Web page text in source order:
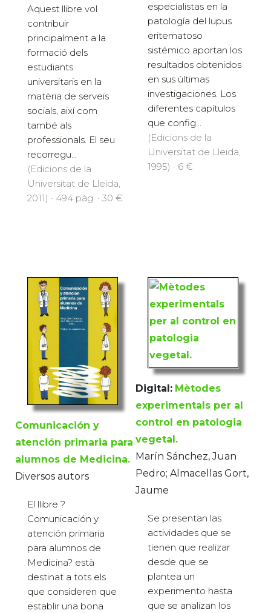
Aquest llibre vol
contribuir
principalment a la
formació dels
estudiants
universitaris en la
matèria de serveis
socials, així com
també als
professionals. El seu
recorregu...
(Edicions de la
Universitat de Lleida,
2011) · 494 pàg. · 30 €
especialistas en la
patología del lupus
eritematoso
sistémico aportan los
resultados obtenidos
en sus últimas
investigaciones. Los
diferentes capítulos
que config...
(Edicions de la
Universitat de Lleida,
1995) · 6 €
Comunicación y
atención primaria para
alumnos de Medicina.
Diversos autors
El llibre ?
Comunicación y
atención primaria
para alumnos de
Medicina? està
destinat a tots els
que consideren que
establir una bona
Digital: Mètodes
experimentals per al
control en patologia
vegetal.
Marín Sánchez, Juan
Pedro; Almacellas Gort,
Jaume
Se presentan las
actividades que se
tienen que realizar
desde que se
plantea un
experimento hasta
que se analizan los